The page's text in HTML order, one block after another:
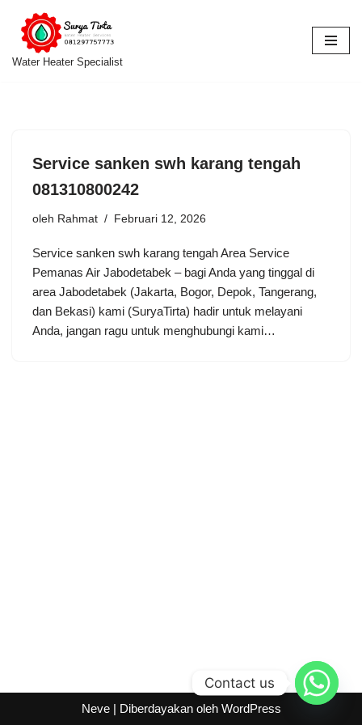
Lompat
ke
Water Heater Specialist
Service sanken swh karang tengah
081310800242
oleh Rahmat Februari 12, 2026
Service sanken swh karang tengah Area Service
Pemanas Air Jabodetabek – bagi Anda yang tinggal di
area Jabodetabek (Jakarta, Bogor, Depok, Tangerang,
dan Bekasi) kami (SuryaTirta) hadir untuk melayani
Anda, jangan ragu untuk menghubungi kami…
Neve| Diberdayakan oleh WordPress
Contact us